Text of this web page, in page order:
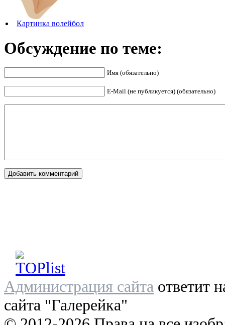
Картинка волейбол
Обсуждение по теме:
Имя (обязательно)
E-Mail (не публикуется) (обязательно)
Администрация сайта ответит
сайта "Галерейка"